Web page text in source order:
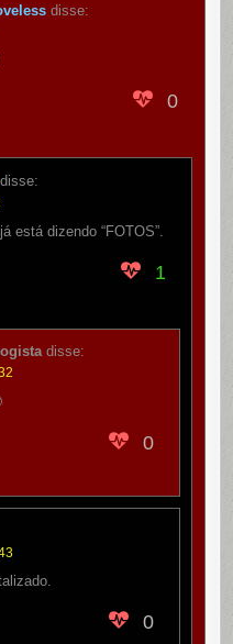
disse:
0
disse:
está dizendo “FOTOS”.
1
disse:
0
0